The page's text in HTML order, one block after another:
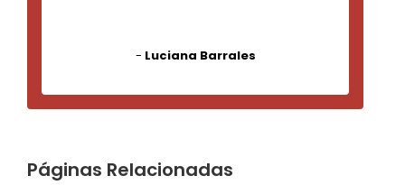
- Luciana Barrales
Páginas Relacionadas